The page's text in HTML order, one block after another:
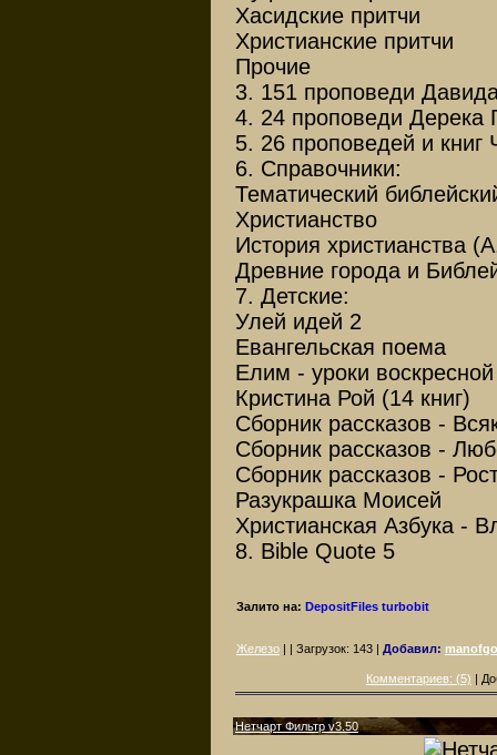
Хасидские притчи
Христианские притчи
Прочие
3. 151 проповеди
4. 24 проповеди Дерека
5. 26 проповедей и книг
6. Справочники:
Тематический
Христианство
История христианства
Древние города и
7. Детские:
Улей идей 2
Евангельская поема
Елим - уроки
Кристина Рой (14 книг)
Сборник рассказов -
Сборник рассказов -
Сборник рассказов -
Разукрашка Моисей
Христианская Азбука -
8. Bible Quote 5
Залито на: DepositFiles turbobit
Железо | | Загрузок: 143 | Добавил:
Комментариев: (5) |
Нетчарт Фильтр v3.50